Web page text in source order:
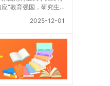
通大学，基本修业年
阶段划分培养过程分
成课程学习；第二阶段
生毕业证书并授予博
科研平台学生可参与
人工智能辅助研发平
源由包括院士在内的
导，并支持参与国际
身心健康，并满足
展潜力。3.提交两份由
报考者，其科研成果
报考学科领域内发
刊等级依据《四川
认定）；②作为主要
以证书为准），其中
“教育强国，研究生
生导师立德树人职责
任感和人文关怀，促
校制定《关于进一步
风建设，深化科研诚
育并举”育人理念，
、劳育践行，全面培
2025-12-01